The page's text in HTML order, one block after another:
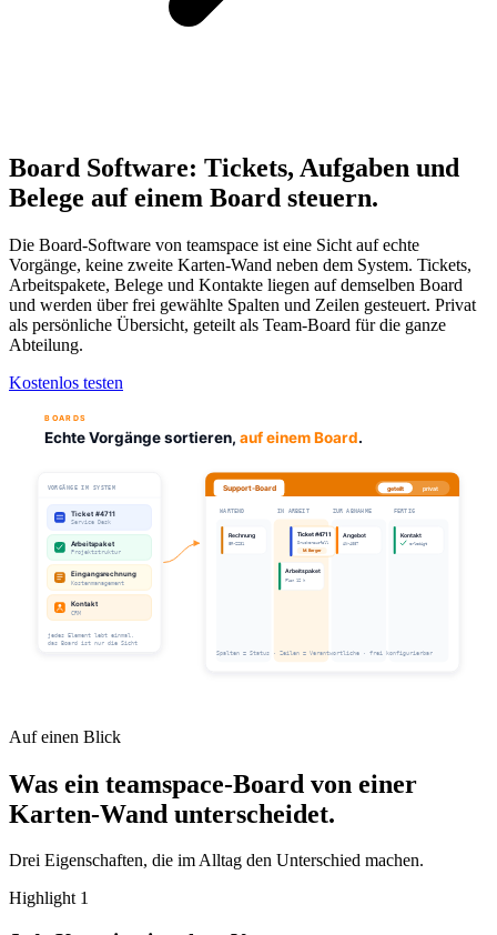
Board Software: Tickets, Aufgaben und
Belege auf einem Board steuern.
Die Board-Software von teamspace ist eine Sicht auf echte
Vorgänge, keine zweite Karten-Wand neben dem System. Tickets,
Arbeitspakete, Belege und Kontakte liegen auf demselben Board
und werden über frei gewählte Spalten und Zeilen gesteuert. Privat
als persönliche Übersicht, geteilt als Team-Board für die ganze
Abteilung.
Kostenlos testen
Auf einen Blick
Was ein teamspace-Board von einer
Karten-Wand unterscheidet.
Drei Eigenschaften, die im Alltag den Unterschied machen.
Highlight 1